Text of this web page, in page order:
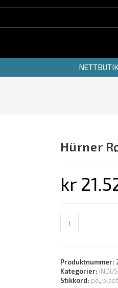
Hürner
kr
Produktnummer:
Kategorier:
Stikkord: pe, plast